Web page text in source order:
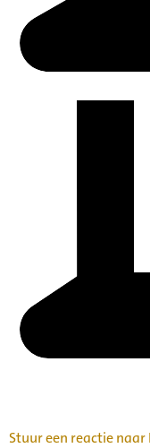
Stuur een reactie